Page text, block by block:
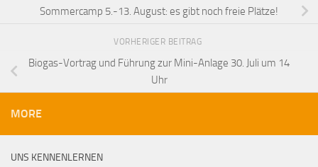
Sommercamp 5.-13. August: es gibt noch freie Plätze!
VORHERIGER BEITRAG
Biogas-Vortrag und Führung zur Mini-Anlage 30. Juli um 14
Uhr
MORE
UNS KENNENLERNEN